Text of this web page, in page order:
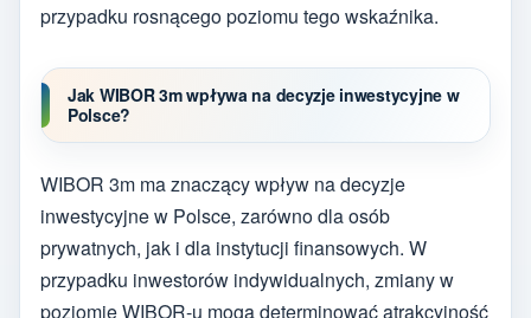
przypadku rosnącego poziomu tego wskaźnika.
Jak WIBOR 3m wpływa na decyzje inwestycyjne w
Polsce?
WIBOR 3m ma znaczący wpływ na decyzje
inwestycyjne w Polsce, zarówno dla osób
prywatnych, jak i dla instytucji finansowych. W
przypadku inwestorów indywidualnych, zmiany w
poziomie WIBOR-u mogą determinować atrakcyjność